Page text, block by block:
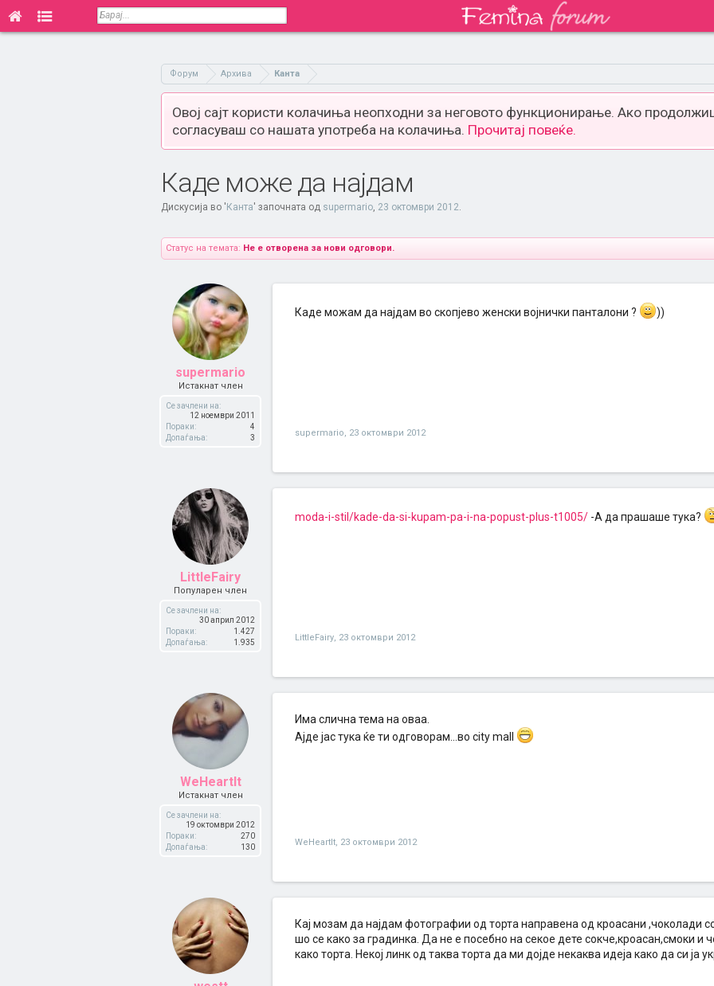
Форум Архива Канта
Овој сајт користи колачиња неопходни за неговото функционирање. Ако
согласуваш со нашата употреба на колачиња. Прочитај повеќе.
Каде може да најдам
Дискусија во ' Канта' започната од supermario, 23 октомври 2012.
Статус на темата: Не е отворена за нови одговори.
supermario
Истакнат член
Се зачлени на:
12 ноември 2011
Пораки:
4
Допаѓања:
3
Каде можам да најдам во скопјево женски војнички панталони ? ))
supermario, 23 октомври 2012
LittleFairy
Популарен член
Се зачлени на:
30 април 2012
Пораки:
1.427
Допаѓања:
1.935
moda-i-stil/kade-da-si-kupam-pa-i-na-popust-plus-t1005/ -A да прашаше тука?
LittleFairy, 23 октомври 2012
WeHeartIt
Истакнат член
Се зачлени на:
19 октомври 2012
Пораки:
270
Допаѓања:
130
Има слична тема на оваа.
Ајде јас тука ќе ти одговорам...во city mall
WeHeartIt, 23 октомври 2012
Кај мозам да најдам фотографии од торта направена од кроасани ,чоколади
шо се како за градинка. Да не е посебно на секое дете сокче,кроасан,смоки и
како торта. Некој линк од таква торта да ми дојде некаква идеја како да си ја